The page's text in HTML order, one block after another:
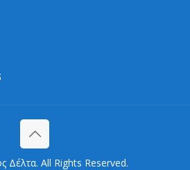
Δέλτα. All Rights Reserved.